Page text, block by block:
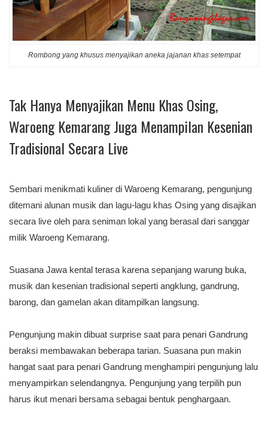
Rombong yang khusus menyajikan aneka jajanan khas setempat
Tak Hanya Menyajikan Menu Khas Osing,
Waroeng Kemarang Juga Menampilan Kesenian
Tradisional Secara Live
Sembari menikmati kuliner di Waroeng Kemarang, pengunjung
ditemani alunan musik dan lagu-lagu khas Osing yang disajikan
secara live oleh para seniman lokal yang berasal dari sanggar
milik Waroeng Kemarang.
Suasana Jawa kental terasa karena sepanjang warung buka,
musik dan kesenian tradisional seperti angklung, gandrung,
barong, dan gamelan akan ditampilkan langsung.
Pengunjung makin dibuat surprise saat para penari Gandrung
beraksi membawakan beberapa tarian. Suasana pun makin
hangat saat para penari Gandrung menghampiri pengunjung lalu
menyampirkan selendangnya. Pengunjung yang terpilih pun
harus ikut menari bersama sebagai bentuk penghargaan.